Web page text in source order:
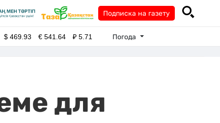
Подписка на газету
$469.93 €541.64 ₽5.71 Погода
для